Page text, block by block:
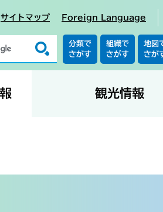
サイトマップ Foreign Language
分類で
さがす
組織で
さがす
地図
さが
観光情報